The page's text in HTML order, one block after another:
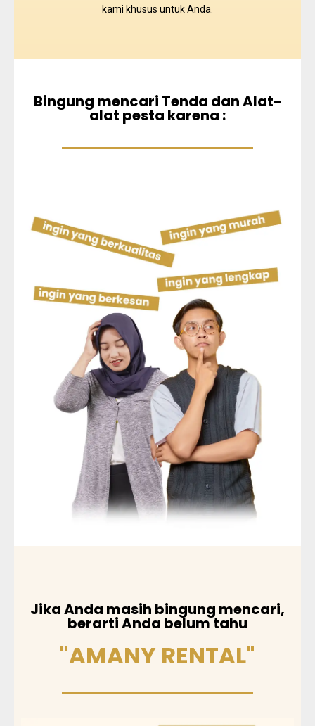
kami khusus untuk Anda.
Bingung mencari Tenda dan Alat-
alat pesta karena :
Jika Anda masih bingung mencari,
berarti Anda belum tahu
"AMANY RENTAL"